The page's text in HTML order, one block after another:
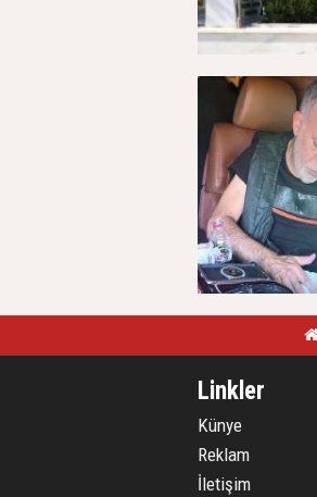
Linkler
Künye
Reklam
İletişim